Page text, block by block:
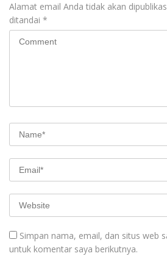
Alamat email Anda tidak akan
ditandai *
Simpan nama, email, dan situs web
untuk komentar saya berikutnya.